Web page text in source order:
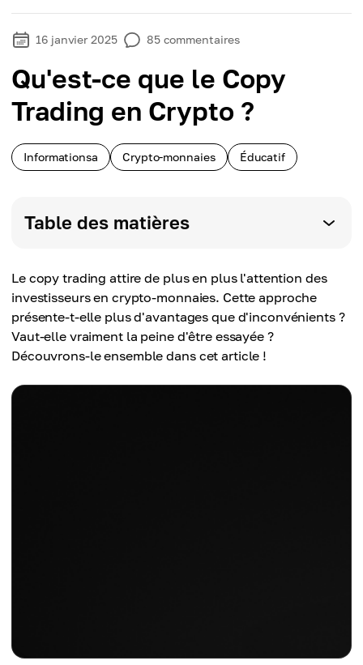
16 janvier 2025 85 commentaires
Qu'est-ce que le Copy
Trading en Crypto ?
Informationsa Crypto-monnaies Éducatif
Table des matières
Le copy trading attire de plus en plus l'attention des
investisseurs en crypto-monnaies. Cette approche
présente-t-elle plus d'avantages que d'inconvénients ?
Vaut-elle vraiment la peine d'être essayée ?
Découvrons-le ensemble dans cet article !